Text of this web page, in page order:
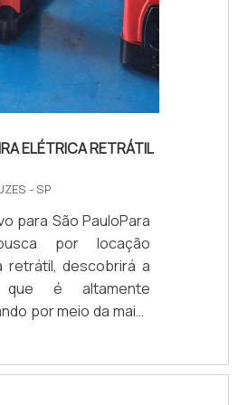
ELÉTRICA RETRÁTIL
- SP
para São PauloPara
por locação
retrátil, descobrirá a
que é altamente
por meio da maior
e conhecendo a
e preço justo em
desejo é por locação